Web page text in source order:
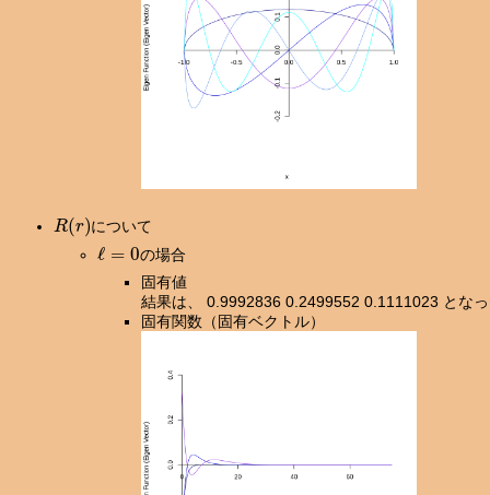
R(r ) について
ℓ=
の場合
固有値
結果は、 0.9992836 0.2499552 0.1111023 とな
固有関数（固有ベクトル）